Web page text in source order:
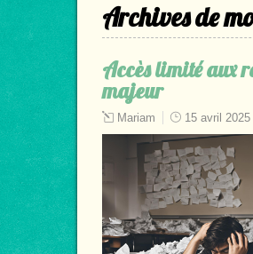
Archives de
Accès limité aux
majeur
Mariam 15 avril 2025